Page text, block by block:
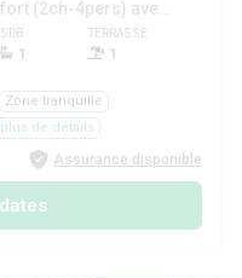
(Mobil-Home 27m² Confort (2ch-4pers) avec terrasse semi-couverte + TV)
SDB
1
TERRASSE
1
Zone tranquille
de détails
Assurance disponible